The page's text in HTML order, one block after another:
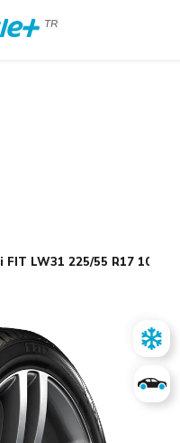
TR
i FIT LW31 225/55 R17 101V i